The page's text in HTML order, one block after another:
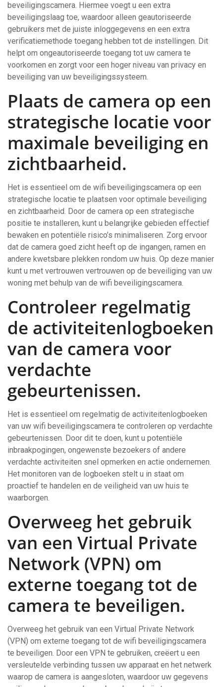
beveiligingscamera. Hiermee voegt u een extra
beveiligingslaag toe, waardoor alleen geautoriseerde
gebruikers met de juiste inloggegevens en een extra
verificatiemethode toegang hebben tot de instellingen. Dit
helpt om ongeautoriseerde toegang tot uw camera te
voorkomen en zorgt voor een hoger niveau van privacy en
beveiliging van uw beveiligingssysteem.
Plaats de camera op een
strategische locatie voor
maximale beveiliging en
zichtbaarheid.
Het is essentieel om de wifi beveiligingscamera op een
strategische locatie te plaatsen voor optimale beveiliging
en zichtbaarheid. Door de camera op een strategische
positie te installeren, kunt u belangrijke gebieden effectief
bewaken en potentiële risico’s minimaliseren. Zorg ervoor
dat de camera goed zicht heeft op de ingangen, ramen en
andere kwetsbare plekken rondom uw huis. Op deze manier
kunt u met vertrouwen vertrouwen op de beveiliging van uw
woning met behulp van de wifi beveiligingscamera.
Controleer regelmatig
de activiteitenlogboeken
van de camera voor
verdachte
gebeurtenissen.
Het is essentieel om regelmatig de activiteitenlogboeken
van uw wifi beveiligingscamera te controleren op verdachte
gebeurtenissen. Door dit te doen, kunt u potentiële
inbraakpogingen, ongewenste bezoekers of andere
verdachte activiteiten snel opmerken en actie ondernemen.
Het monitoren van de logboeken stelt u in staat om
proactief te handelen en de veiligheid van uw huis te
waarborgen.
Overweeg het gebruik
van een Virtual Private
Network (VPN) om
externe toegang tot de
camera te beveiligen.
Overweeg het gebruik van een Virtual Private Network
(VPN) om externe toegang tot de wifi beveiligingscamera
te beveiligen. Door een VPN te gebruiken, creëert u een
versleutelde verbinding tussen uw apparaat en het netwerk
waarop de camera is aangesloten, waardoor uw gegevens